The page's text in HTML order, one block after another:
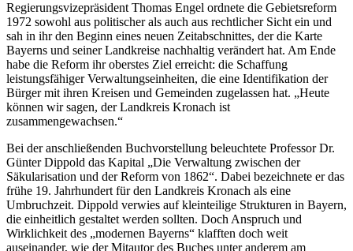
Regierungsvizepräsident Thomas Engel ordnete die Gebietsreform
1972 sowohl aus politischer als auch aus rechtlicher Sicht ein und
sah in ihr den Beginn eines neuen Zeitabschnittes, der die Karte
Bayerns und seiner Landkreise nachhaltig verändert hat. Am Ende
habe die Reform ihr oberstes Ziel erreicht: die Schaffung
leistungsfähiger Verwaltungseinheiten, die eine Identifikation der
Bürger mit ihren Kreisen und Gemeinden zugelassen hat. „Heute
können wir sagen, der Landkreis Kronach ist
zusammengewachsen.“
Bei der anschließenden Buchvorstellung beleuchtete Professor Dr.
Günter Dippold das Kapital „Die Verwaltung zwischen der
Säkularisation und der Reform von 1862“. Dabei bezeichnete er das
frühe 19. Jahrhundert für den Landkreis Kronach als eine
Umbruchzeit. Dippold verwies auf kleinteilige Strukturen in Bayern,
die einheitlich gestaltet werden sollten. Doch Anspruch und
Wirklichkeit des „modernen Bayerns“ klafften doch weit
auseinander, wie der Mitautor des Buches unter anderem am